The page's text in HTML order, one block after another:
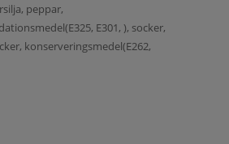
peppar,
E301, ), socker,
konserveringsmedel(E262,